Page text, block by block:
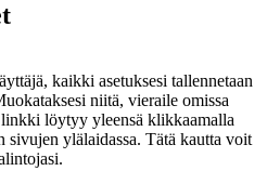
kaikki asetuksesi tallennetaan
niitä, vieraile omissa
löytyy yleensä klikkaamalla
sivujen ylälaidassa. Tätä kautta voit